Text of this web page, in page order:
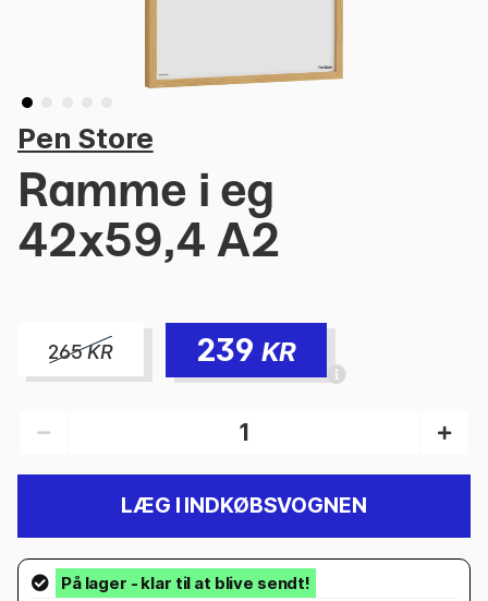
Pen Store
Ramme i eg
42x59,4 A2
265KR 239 KR
LÆG I INDKØBSVOGNEN